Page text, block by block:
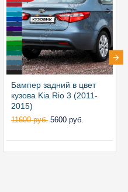
Бампер задний в цвет
кузова Kia Rio 3 (2011-
2015)
11600 руб. 5600 руб.